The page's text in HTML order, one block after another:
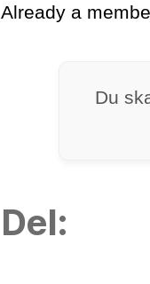
Already a
Du
Del: